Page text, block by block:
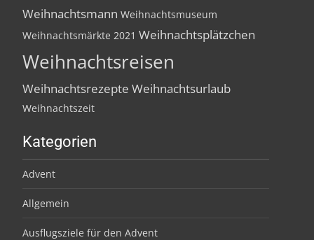
Weihnachtsmann Weihnachtsmuseum
Weihnachtsmärkte 2021 Weihnachtsplätzchen
Weihnachtsreisen
Weihnachtsrezepte Weihnachtsurlaub
Weihnachtszeit
Kategorien
Advent
Allgemein
Ausflugsziele für den Advent